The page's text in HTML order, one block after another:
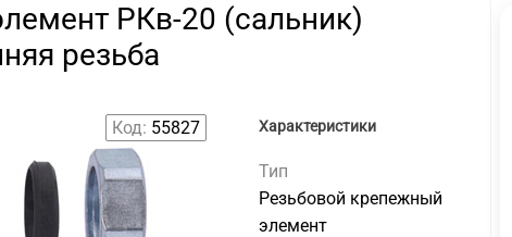
РКв-20 (сальник)
резьба
Код: 55827 Характеристики
Тип
Резьбовой крепежный
элемент